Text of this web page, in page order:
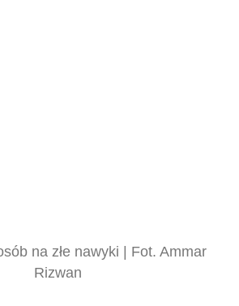
na złe nawyki | Fot. Ammar
Rizwan